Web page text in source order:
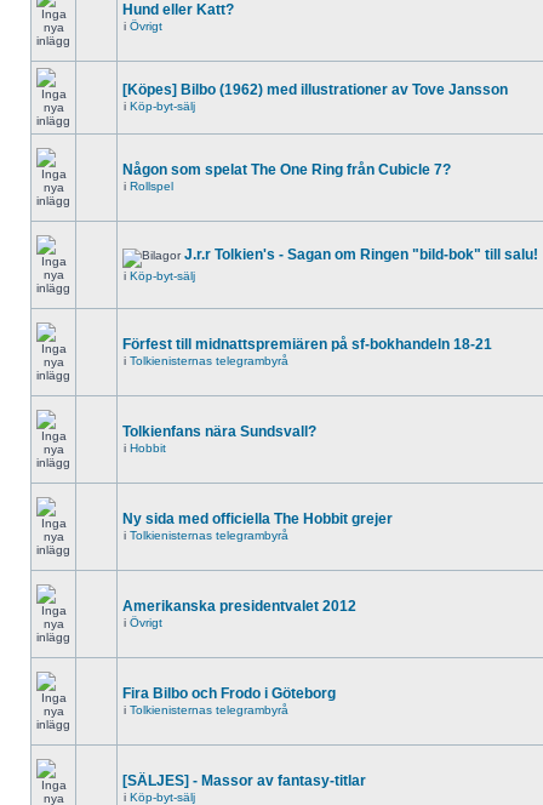
Hund eller Katt?
i Övrigt
[Köpes] Bilbo (1962) med illustrationer av Tove Jansson
i Köp-byt-sälj
Någon som spelat The One Ring från Cubicle 7?
i Rollspel
J.r.r Tolkien's - Sagan om Ringen "bild-bok" till salu!
i Köp-byt-sälj
Förfest till midnattspremiären på sf-bokhandeln 18-21
i Tolkienisternas telegrambyrå
Tolkienfans nära Sundsvall?
i Hobbit
Ny sida med officiella The Hobbit grejer
i Tolkienisternas telegrambyrå
Amerikanska presidentvalet 2012
i Övrigt
Fira Bilbo och Frodo i Göteborg
i Tolkienisternas telegrambyrå
[SÄLJES] - Massor av fantasy-titlar
i Köp-byt-sälj